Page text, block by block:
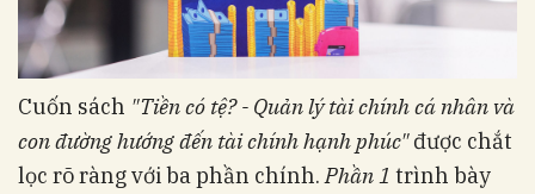
Cuốn sách "Tiền có tệ? - Quản lý tài chính cá nhân và
con đường hướng đến tài chính hạnh phúc"được chắt
lọc rõ ràng với ba phần chính.Phần 1 trình bày